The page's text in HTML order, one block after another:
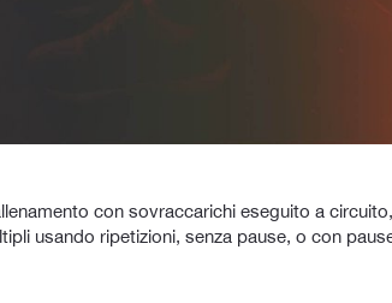
con sovraccarichi eseguito a
usando ripetizioni, senza pause, o con